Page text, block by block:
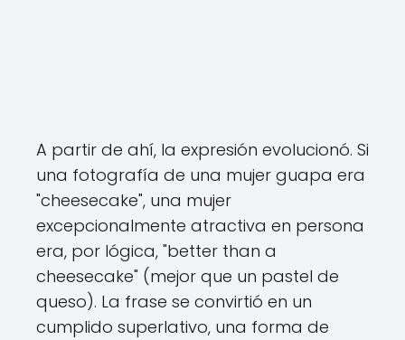
A partir de ahí, la expresión evolucionó. Si
una fotografía de una mujer guapa era
"cheesecake", una mujer
excepcionalmente atractiva en persona
era, por lógica, "better than a
cheesecake" (mejor que un pastel de
queso). La frase se convirtió en un
cumplido superlativo, una forma de